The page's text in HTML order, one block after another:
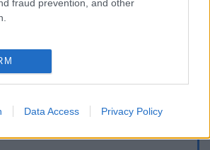
fraud prevention, and other
Data Access Privacy Policy
καταχώρηση